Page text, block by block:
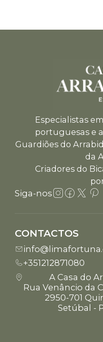
Especialistas
portuguesas e
Guardiões do
da
Criadores do
Siga-nos
CONTACTOS
+351212871080
A Casa do
Rua Venâncio da
2950-701
Setúbal -